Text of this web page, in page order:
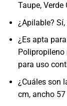
Taupe, Verde
¿Apilable?
¿Es apta
para uso
¿Cuáles son
cm, ancho